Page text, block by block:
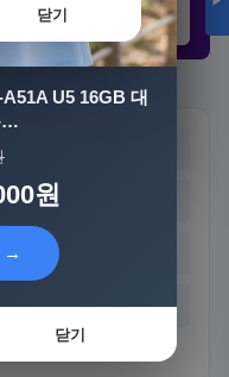
8,892원
울산
충북
경북 경남
닫기
U5 16GB 대
…
원
→
닫기